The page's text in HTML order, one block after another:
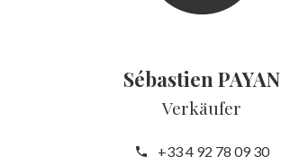
Sébastien PAYAN
Verkäufer
+33 4 92 78 09 30